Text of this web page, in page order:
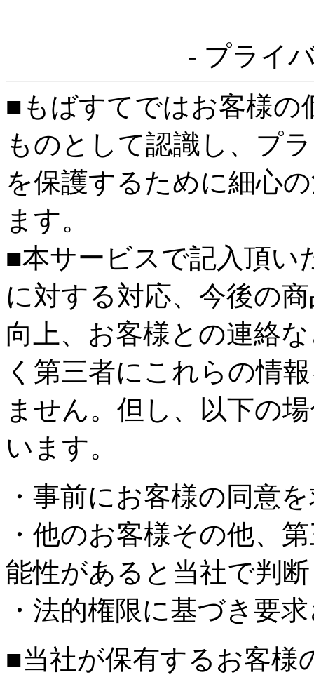
- プライ
■もばすてではお客様の
ものとして認識し、プ
を保護するために細心
ます。
■本サービスで記入頂い
に対する対応、今後の
向上、お客様との連絡
く第三者にこれらの情
ません。但し、以下の
います。
・事前にお客様の同意
・他のお客様その他、
能性があると当社で判
・法的権限に基づき要
■当社が保有するお客様